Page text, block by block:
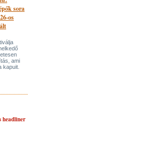
sora
os
ami
kapuit.
headliner